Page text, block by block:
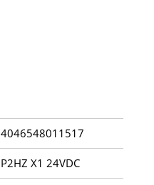
4046548011517
P2HZ X1 24VDC